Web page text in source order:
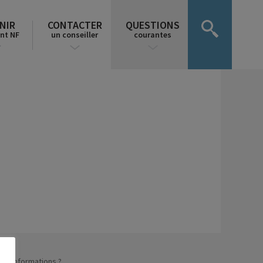
NF
CONTACTER
un conseiller
QUESTIONS
courantes